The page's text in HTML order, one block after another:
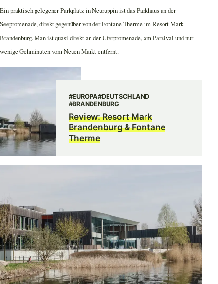
Ein praktisch gelegener Parkplatz in Neuruppin ist das Parkhaus an der
Seepromenade, direkt gegenüber von der Fontane Therme im Resort Mark
Brandenburg. Man ist quasi direkt an der Uferpromenade, am Parzival und nur
wenige Gehminuten vom Neuen Markt entfernt.
#EUROPA#DEUTSCHLAND
#BRANDENBURG
Review: Resort Mark
Brandenburg & Fontane
Therme